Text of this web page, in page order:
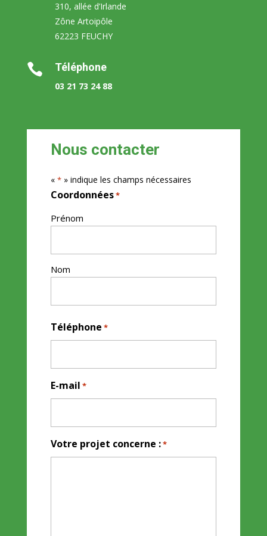
310, allée d’Irlande
Zône Artoipôle
62223 FEUCHY
 Téléphone
03 21 73 24 88
Nous contacter
« *» indique les champs nécessaires
Coordonnées*
Prénom
Nom
Téléphone *
E-mail *
Votre projet concerne :*